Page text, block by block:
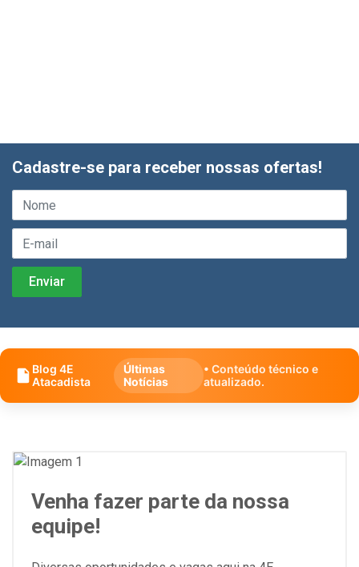
Cadastre-se para receber nossas ofertas!
Blog 4E
Atacadista
Últimas
Notícias
• Conteúdo técnico e
atualizado.
Venha fazer parte da nossa
equipe!